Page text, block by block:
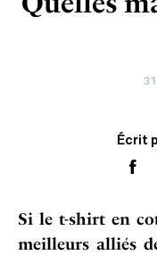
31
Écrit
Si le t-shirt en
meilleurs alliés